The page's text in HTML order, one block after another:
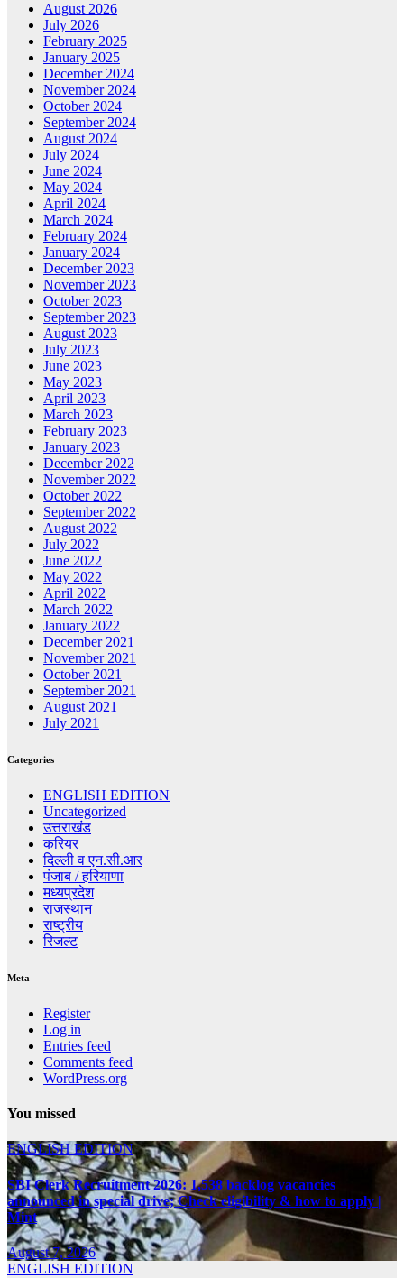
August 2026
July 2026
February 2025
January 2025
December 2024
November 2024
October 2024
September 2024
August 2024
July 2024
June 2024
May 2024
April 2024
March 2024
February 2024
January 2024
December 2023
November 2023
October 2023
September 2023
August 2023
July 2023
June 2023
May 2023
April 2023
March 2023
February 2023
January 2023
December 2022
November 2022
October 2022
September 2022
August 2022
July 2022
June 2022
May 2022
April 2022
March 2022
January 2022
December 2021
November 2021
October 2021
September 2021
August 2021
July 2021
Categories
ENGLISH EDITION
Uncategorized
उत्तराखंड
करियर
दिल्ली व एन.सी.आर
पंजाब / हरियाणा
मध्यप्रदेश
राजस्थान
राष्ट्रीय
रिजल्ट
Meta
Register
Log in
Entries feed
Comments feed
WordPress.org
You missed
ENGLISH EDITION
SBI Clerk Recruitment 2026: 1,538 backlog vacancies
announced in special drive; Check eligibility & how to apply |
Mint
August 7, 2026
ENGLISH EDITION